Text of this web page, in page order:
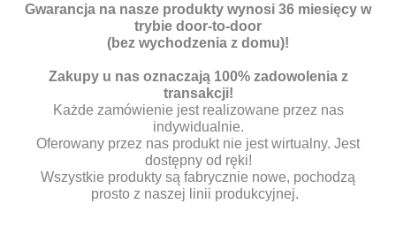
Gwarancja na nasze produkty wynosi 36 miesięcy w
trybie door-to-door
(bez wychodzenia z domu)!
Zakupy u nas oznaczają 100% zadowolenia z
transakcji!
Każde zamówienie jest realizowane przez nas
indywidualnie.
Oferowany przez nas produkt nie jest wirtualny. Jest
dostępny od ręki!
Wszystkie produkty są fabrycznie nowe, pochodzą
prosto z naszej linii produkcyjnej.